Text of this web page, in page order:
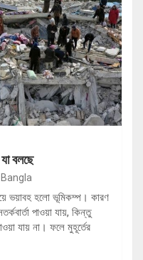
বলছে
ভয়াবহ হলো ভূমিকম্প। কারণ
পাওয়া যায়, কিন্তু
যায় না। ফলে মুহূর্তের